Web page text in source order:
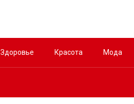
Здоровье Красота Мода